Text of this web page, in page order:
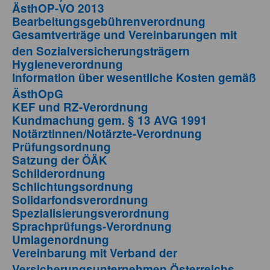
ÄsthOP-VO 2013
Bearbeitungsgebührenverordnung
Gesamtverträge und Vereinbarungen mit
den Sozialversicherungsträgern
Hygieneverordnung
Information über wesentliche Kosten gemäß
ÄsthOpG
KEF und RZ-Verordnung
Kundmachung gem. § 13 AVG 1991
Notärztinnen/Notärzte-Verordnung
Prüfungsordnung
Satzung der ÖÄK
Schilderordnung
Schlichtungsordnung
Solidarfondsverordnung
Spezialisierungsverordnung
Sprachprüfungs-Verordnung
Umlagenordnung
Vereinbarung mit Verband der